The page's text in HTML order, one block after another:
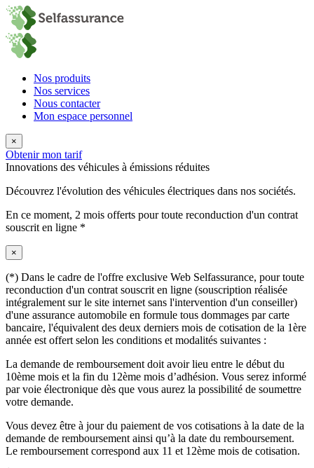
Nos produits
Nos services
Nous contacter
Mon espace personnel
×
Obtenir mon tarif
Innovations des véhicules à émissions réduites
Découvrez l'évolution des véhicules électriques dans nos sociétés.
En ce moment, 2 mois offerts pour toute reconduction d'un contrat
souscrit en ligne *
×
(*) Dans le cadre de l'offre exclusive Web Selfassurance, pour toute
reconduction d'un contrat souscrit en ligne (souscription réalisée
intégralement sur le site internet sans l'intervention d'un conseiller)
d'une assurance automobile en formule tous dommages par carte
bancaire, l'équivalent des deux derniers mois de cotisation de la 1ère
année est offert selon les conditions et modalités suivantes :
La demande de remboursement doit avoir lieu entre le début du
10ème mois et la fin du 12ème mois d’adhésion. Vous serez informé
par voie électronique dès que vous aurez la possibilité de soumettre
votre demande.
Vous devez être à jour du paiement de vos cotisations à la date de la
demande de remboursement ainsi qu’à la date du remboursement.
Le remboursement correspond aux 11 et 12ème mois de cotisation.